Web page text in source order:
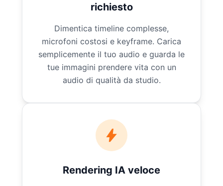
richiesto
Dimentica timeline complesse,
microfoni costosi e keyframe. Carica
semplicemente il tuo audio e guarda le
tue immagini prendere vita con un
audio di qualità da studio.
Rendering IA veloce